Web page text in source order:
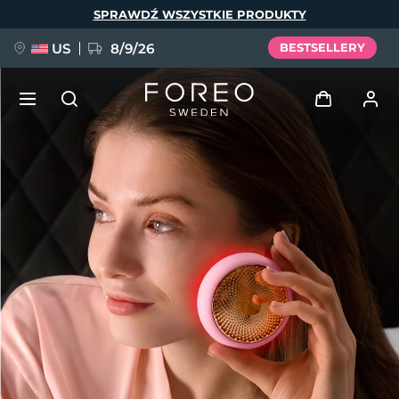
SPRAWDŹ WSZYSTKIE PRODUKTY
US 8/9/26 BESTSELLERY
Zaloguj
Profil użytkownika
Moje urządzenia
Moje zamówienia
Moje adresy
Moje subskrypcje
NOWOŚĆ
FAQ™ Pure Beauty-Tech Elixir
BREAKING NEWS
issa™ Teeth Whitening Set
Deutsch
Español
Français
Italiano
Português
Polski
Svenska
Русский
Türkçe
简体中文 繁體中文